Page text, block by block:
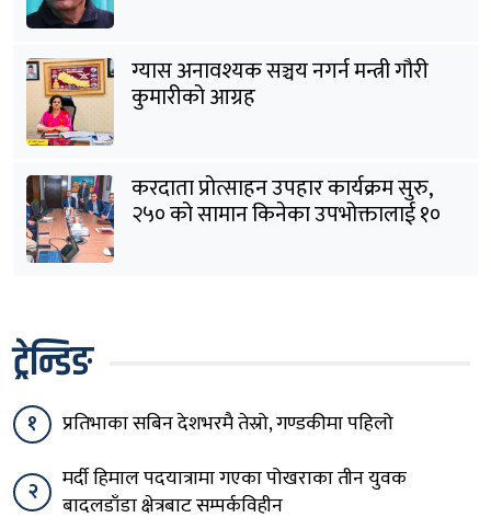
ग्यास अनावश्यक सञ्चय नगर्न मन्त्री गौरी
कुमारीको आग्रह
करदाता प्रोत्साहन उपहार कार्यक्रम सुरु,
२५० को सामान किनेका उपभोक्तालाई १०
ट्रेन्डिङ
१ प्रतिभाका सबिन देशभरमै तेस्रो, गण्डकीमा पहिलो
२
मर्दी हिमाल पदयात्रामा गएका पोखराका तीन युवक
बादलडाँडा क्षेत्रबाट सम्पर्कविहीन